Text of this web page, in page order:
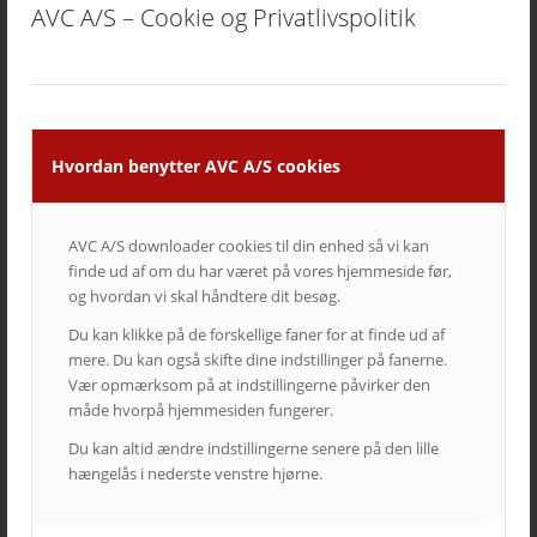
AVC A/S – Cookie og Privatlivspolitik
Hvordan benytter AVC A/S cookies
AVC A/S downloader cookies til din enhed så vi kan
finde ud af om du har været på vores hjemmeside før,
og hvordan vi skal håndtere dit besøg.
Du kan klikke på de forskellige faner for at finde ud af
mere. Du kan også skifte dine indstillinger på fanerne.
Vær opmærksom på at indstillingerne påvirker den
måde hvorpå hjemmesiden fungerer.
Du kan altid ændre indstillingerne senere på den lille
hængelås i nederste venstre hjørne.
PlanBørnefonden
Læs mere
IBA Erhvervsakademi Kolding
Læs mere